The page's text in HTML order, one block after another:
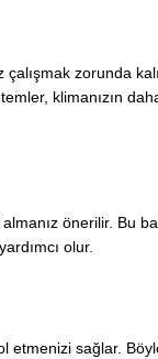
zorunda
klimanızın
önerilir. Bu
olur.
etmenizi sağlar.